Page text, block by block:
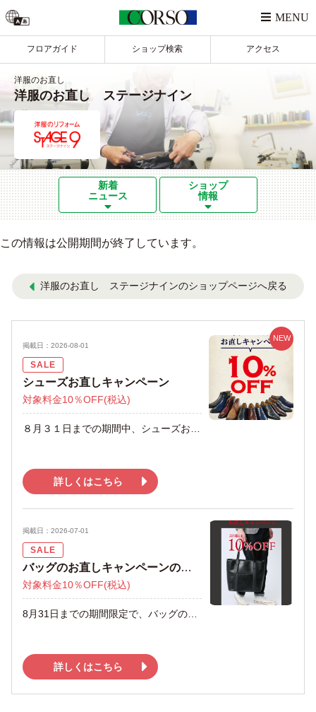
フロアガイド ショップ検索 アクセス
洋服のお直し
洋服のお直し ステージナイン
新着
ニュース
ショップ
情報
この情報は公開期間が終了しています。
洋服のお直し ステージナインのショップページへ戻る
掲載日：2026-08-01
NEW
SALE
シューズお直しキャンペーン
対象料金10％OFF(税込)
詳しくはこちら
掲載日：2026-07-01
SALE
バッグのお直しキャンペーンのご案内
対象料金10％OFF(税込)
詳しくはこちら